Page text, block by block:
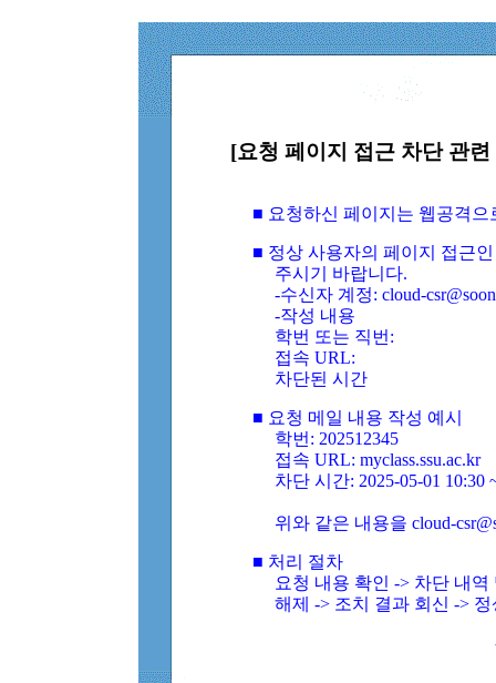
[요청 페이지 접근 차단 관
■ 요청하신 페이지는 웹공격
■ 정상 사용자의 페이지 접근
주시기 바랍니다.
-수신자 계정: cloud-
-작성 내용
학번 또는 직번:
접속 URL:
차단된 시간
■ 요청 메일 내용 작성 예시
학번: 202512345
접속 URL: myclass.ssu.ac.kr
차단 시간: 2025-05-01 10:30
위와 같은 내용을 cloud-
■ 처리 절차
요청 내용 확인 -> 차단 내
해제 -> 조치 결과 회신 ->